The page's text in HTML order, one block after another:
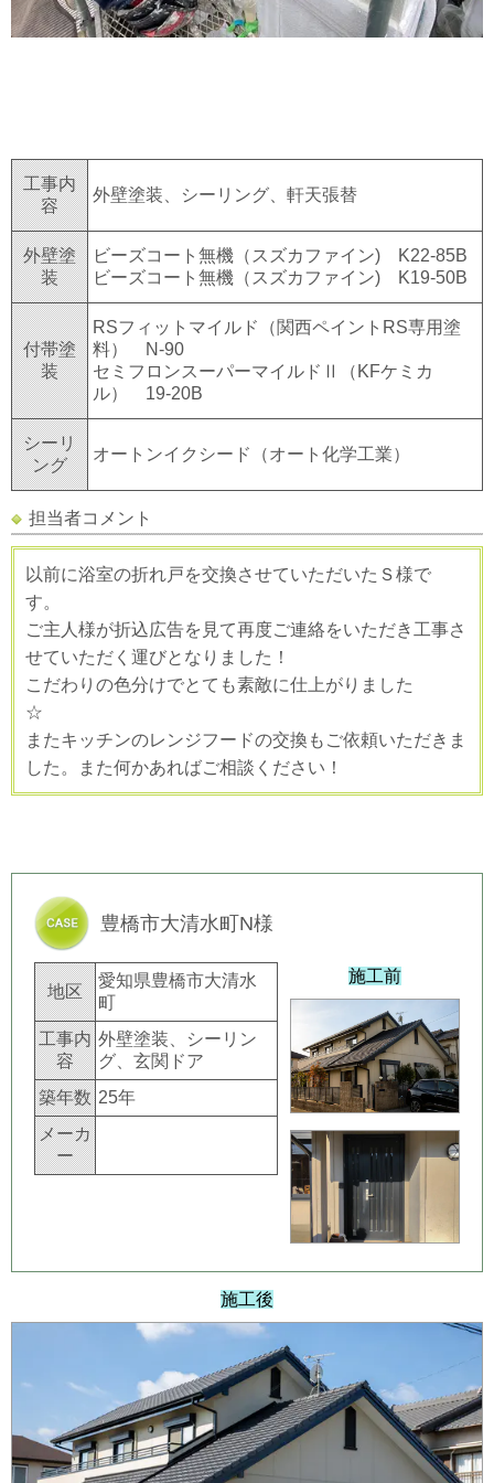
工事内
容
外壁塗装、シーリング、軒天張替
外壁塗
装
ビーズコート無機（スズカファイン) K22-85B
ビーズコート無機（スズカファイン) K19-50B
付帯塗
装
RSフィットマイルド（関西ペイントRS専用塗
料） N-90
セミフロンスーパーマイルドⅡ（KFケミカ
ル） 19-20B
シーリ
ング
オートンイクシード（オート化学工業）
担当者コメント
以前に浴室の折れ戸を交換させていただいたＳ様で
す。
ご主人様が折込広告を見て再度ご連絡をいただき工事さ
せていただく運びとなりました！
こだわりの色分けでとても素敵に仕上がりました
☆
またキッチンのレンジフードの交換もご依頼いただきま
した。また何かあればご相談ください！
豊橋市大清水町N様
施工前
地区
愛知県豊橋市大清水
町
工事内
容
外壁塗装、シーリン
グ、玄関ドア
築年数 25年
メーカ
ー
施工後